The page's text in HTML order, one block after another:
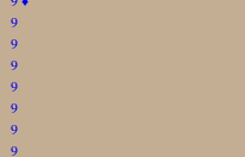
9
9
9
9
9
9
9